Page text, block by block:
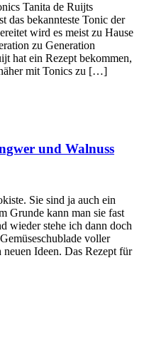
Tanita de Ruijts
das bekannteste Tonic der
wird es meist zu Hause
zu Generation
hat ein Rezept bekommen,
mit Tonics zu […]
und Walnuss
Sie sind ja auch ein
Grunde kann man sie fast
wieder stehe ich dann doch
voller
Ideen. Das Rezept für